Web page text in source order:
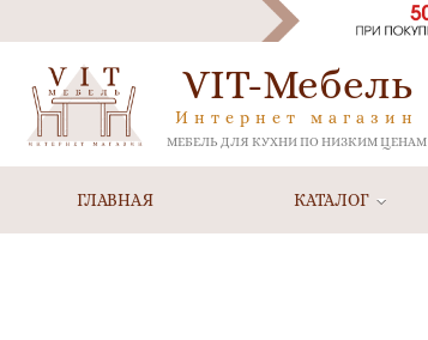
VIT-Мебель
Интернет магазин
МЕБЕЛЬ ДЛЯ КУХНИ ПО НИЗКИМ ЦЕНАМ
ГЛАВНАЯ КАТАЛОГ